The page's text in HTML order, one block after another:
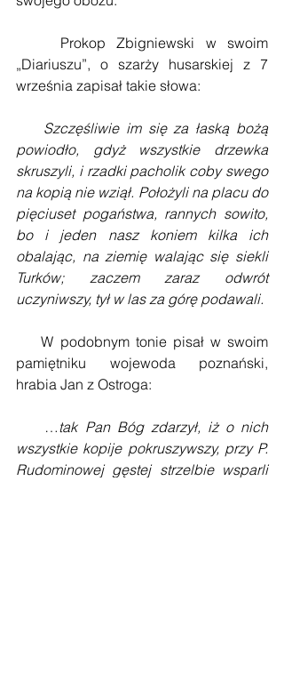
„Diariuszu”, o szarży husarskiej z 7
września zapisał takie słowa:
Szczęśliwie im się za łaską bożą
powiodło, gdyż wszystkie drzewka
skruszyli, i rzadki pacholik coby swego
na kopią nie wziął. Położyli na placu do
pięciuset pogaństwa, rannych sowito,
bo i jeden nasz koniem kilka ich
obalając, na ziemię walając się siekli
Turków; zaczem zaraz odwrót
uczyniwszy, tył w las za górę podawali.
    W podobnym tonie pisał w swoim
pamiętniku wojewoda poznański,
hrabia Jan z Ostroga:
    …
tak Pan Bóg zdarzył, iż o nich
wszystkie kopije pokruszywszy, przy P.
Rudominowej gęstej strzelbie wsparli